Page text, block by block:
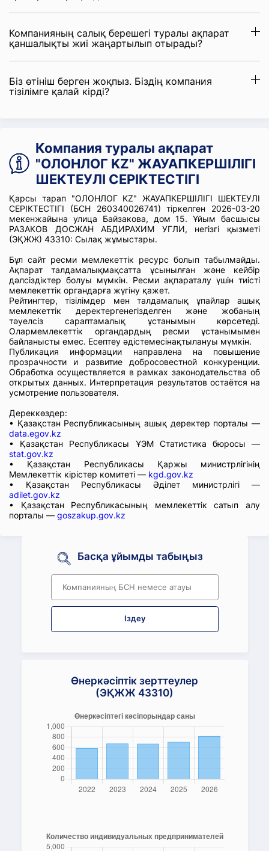
Компанияның салық берешегі туралы ақпарат
қаншалықты жиі жаңартылып отырады?
Біз өтініш берген жоқпыз. Біздің компания
тізілімге қалай кірді?
Компания туралы ақпарат
"ОЛОНЛОГ KZ" ЖАУАПКЕРШІЛІГІ
ШЕКТЕУЛІ СЕРІКТЕСТІГІ
Қарсы тарап "ОЛОНЛОГ KZ" ЖАУАПКЕРШІЛІГІ ШЕКТЕУЛІ
СЕРІКТЕСТІГІ (БСН 260340026741) тіркелген 2026-03-20
мекенжайына улица Байзакова, дом 15. Ұйым басшысы
РАЗАКОВ ДОСЖАН АБДИРАХИМ УГЛИ, негізгі қызметі
(ЭҚЖЖ) 43310: Сылақ жұмыстары.
Бұл сайт ресми мемлекеттік ресурс болып табылмайды.
Ақпарат талдамалықмақсатта ұсынылған және кейбір
дәлсіздіктер болуы мүмкін. Ресми ақпараталу үшін тиісті
мемлекеттік органдарға жүгіну қажет.
Рейтингтер, тізілімдер мен талдамалық ұпайлар ашық
мемлекеттік деректергенегізделген және жобаның
тәуелсіз сараптамалық ұстанымын көрсетеді.
Олармемлекеттік органдардың ресми ұстанымымен
байланысты емес. Есептеу әдістемесінақтылануы мүмкін.
Публикация информации направлена на повышение
прозрачности и развитие добросовестной конкуренции.
Обработка осуществляется в рамках законодательства об
открытых данных. Интерпретация результатов остаётся на
усмотрение пользователя.
Дереккөздер:
• Қазақстан Республикасының ашық деректер порталы —
data.egov.kz
• Қазақстан Республикасы ҰЭМ Статистика бюросы —
stat.gov.kz
• Қазақстан Республикасы Қаржы министрлігінің
Мемлекеттік кірістер комитеті — kgd.gov.kz
• Қазақстан Республикасы Әділет министрлігі —
adilet.gov.kz
• Қазақстан Республикасының мемлекеттік сатып алу
порталы — goszakup.gov.kz
Басқа ұйымды табыңыз
Іздеу
Өнеркәсіптік зерттеулер
(ЭҚЖЖ 43310)